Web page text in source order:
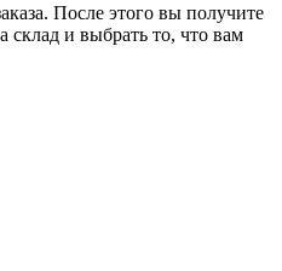
После этого вы получите
склад и выбрать то, что вам